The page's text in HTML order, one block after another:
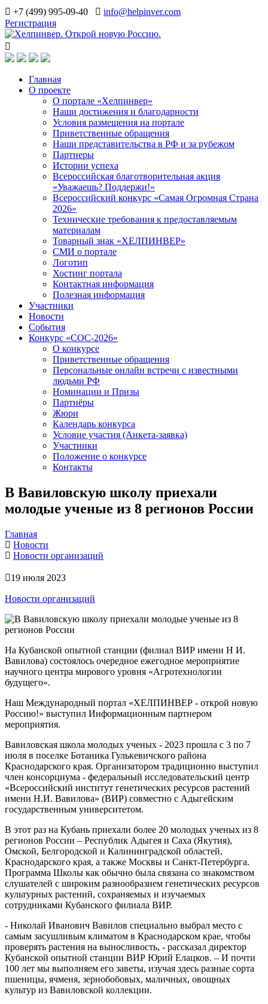
+7 (499) 995-09-40
info@helpinver.com
Регистрация
Главная
О проекте
О портале «Хелпинвер»
Наши достижения и благодарности
Условия размещения на портале
Приветственные обращения
Наши представительства в РФ и за рубежом
Партнеры
Истории успеха
Всероссийская благотворительная акция
«Уважаешь? Поддержи!»
Всероссийский конкурс «Самая Огромная Страна
2026»
Технические требования к предоставляемым
материалам
Товарный знак «ХЕЛПИНВЕР»
СМИ о портале
Логотип
Хостинг портала
Контактная информация
Полезная информация
Участники
Новости
События
Конкурс «СОС-2026»
О конкурсе
Приветственные обращения
Персональные онлайн встречи с известными
людьми РФ
Номинации и Призы
Партнёры
Жюри
Календарь конкурса
Условие участия (Анкета-заявка)
Участники
Положение о конкурсе
Контакты
В Вавиловскую школу приехали
молодые ученые из 8 регионов России
Главная
Новости
Новости организаций
19 июля 2023
Новости организаций
На Кубанской опытной станции (филиал ВИР имени Н И.
Вавилова) состоялось очередное ежегодное мероприятие
научного центра мирового уровня «Агротехнологии
будущего».
Наш Международный портал «ХЕЛПИНВЕР - открой новую
Россию!» выступил Информационным партнером
мероприятия.
Вавиловская школа молодых ученых - 2023 прошла с 3 по 7
июля в поселке Ботаника Гулькевичского района
Краснодарского края. Организатором традиционно выступил
член консорциума - федеральный исследовательский центр
«Всероссийский институт генетических ресурсов растений
имени Н.И. Вавилова» (ВИР) совместно с Адыгейским
государственным университетом.
В этот раз на Кубань приехали более 20 молодых ученых из 8
регионов России – Республик Адыгея и Саха (Якутия),
Омской, Белгородской и Калининградской областей,
Краснодарского края, а также Москвы и Санкт-Петербурга.
Программа Школы как обычно была связана со знакомством
слушателей с широким разнообразием генетических ресурсов
культурных растений, сохраняемых и изучаемых
сотрудниками Кубанского филиала ВИР.
- Николай Иванович Вавилов специально выбрал место с
самым засушливым климатом в Краснодарском крае, чтобы
проверять растения на выносливость, - рассказал директор
Кубанской опытной станции ВИР Юрий Елацков. – И почти
100 лет мы выполняем его заветы, изучая здесь разные сорта
пшеницы, ячменя, зернобобовых, маличных, овощных
культур из Вавиловской коллекции.